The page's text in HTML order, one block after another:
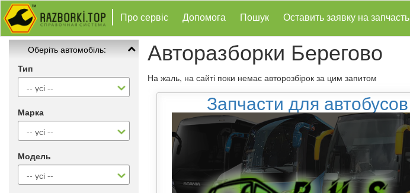
Про сервіс Допомога Пошук Оставить заявку на запчасть
Оберіть автомобіль:
Тип
Марка
Модель
Авторазборки Берегово
На жаль, на сайті поки немає авторозбірок за цим запитом
Запчасти для автобусов